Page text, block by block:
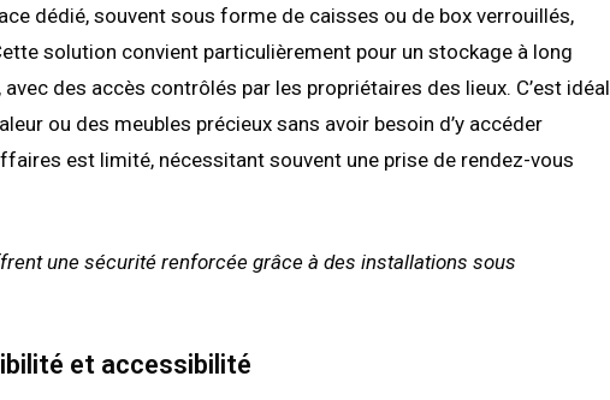
dédié, souvent sous forme de caisses ou de box verrouillés,
solution convient particulièrement pour un stockage à long
, avec des accès contrôlés par les propriétaires des lieux. C’est idéal
ou des meubles précieux sans avoir besoin d’y accéder
est limité, nécessitant souvent une prise de rendez-vous
une sécurité renforcée grâce à des installations sous
et accessibilité